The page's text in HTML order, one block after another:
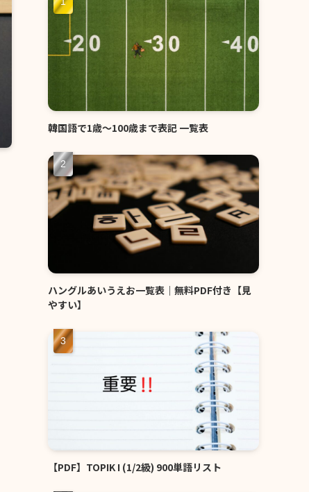
韓国語で1歳〜100歳まで表記 一覧表
ハングルあいうえお一覧表｜無料PDF付き【見
やすい】
【PDF】TOPIK I (1/2級) 900単語リスト